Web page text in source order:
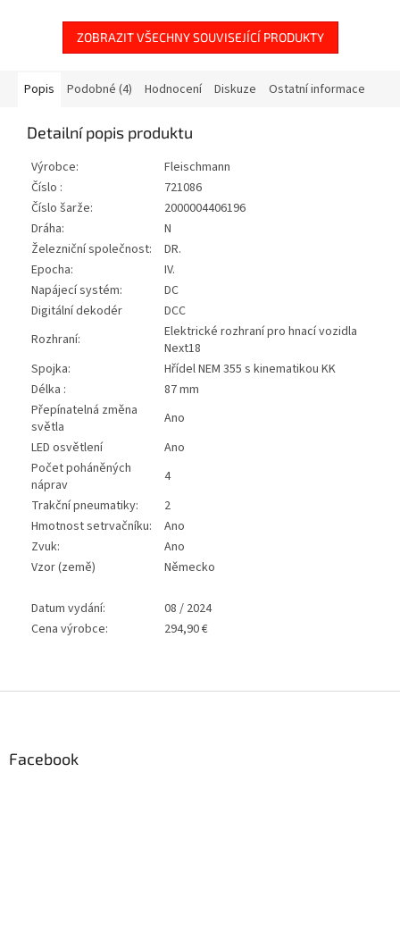
potiskem, četnými...
ZOBRAZIT VŠECHNY SOUVISEJÍCÍ PRODUKTY
Popis Podobné (4) Hodnocení Diskuze Ostatní informace
Detailní popis produktu
Výrobce:
Fleischmann
Číslo :
721086
Číslo šarže:
2000004406196
Dráha:
N
Železniční společnost:
DR.
Epocha:
IV.
Napájecí systém:
DC
Digitální dekodér
DCC
Rozhraní:
Elektrické rozhraní pro hnací vozidla
Next18
Spojka:
Hřídel NEM 355 s kinematikou KK
Délka :
87 mm
Přepínatelná změna
světla
Ano
LED osvětlení
Ano
Počet poháněných
náprav
4
Trakční pneumatiky:
2
Hmotnost setrvačníku:
Ano
Zvuk:
Ano
Vzor (země)
Německo
Datum vydání:
08 / 2024
Cena výrobce:
294,90 €
Facebook